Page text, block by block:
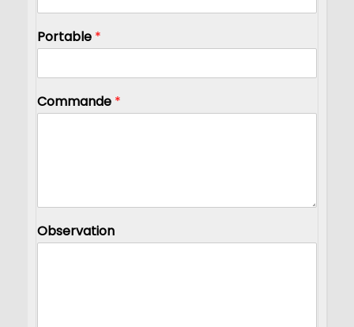
Portable *
Commande *
Observation